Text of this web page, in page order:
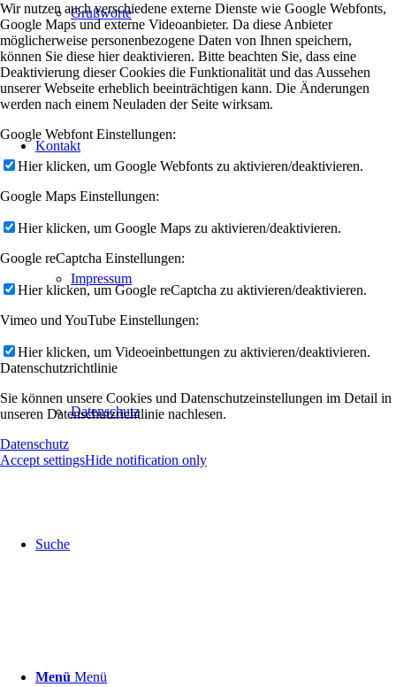
Grußworte
Kontakt
Impressum
Datenschutz
Suche
Menü Menü
Wir nutzen auch verschiedene externe Dienste wie Google Webfonts,
Google Maps und externe Videoanbieter. Da diese Anbieter
möglicherweise personenbezogene Daten von Ihnen speichern,
können Sie diese hier deaktivieren. Bitte beachten Sie, dass eine
Deaktivierung dieser Cookies die Funktionalität und das Aussehen
unserer Webseite erheblich beeinträchtigen kann. Die Änderungen
werden nach einem Neuladen der Seite wirksam.
Google Webfont Einstellungen:
Hier klicken, um Google Webfonts zu aktivieren/deaktivieren.
Google Maps Einstellungen:
Hier klicken, um Google Maps zu aktivieren/deaktivieren.
Google reCaptcha Einstellungen:
Hier klicken, um Google reCaptcha zu aktivieren/deaktivieren.
Vimeo und YouTube Einstellungen:
Hier klicken, um Videoeinbettungen zu aktivieren/deaktivieren.
Datenschutzrichtlinie
Sie können unsere Cookies und Datenschutzeinstellungen im Detail in
unseren Datenschutzrichtlinie nachlesen.
Datenschutz
Accept settingsHide notification only